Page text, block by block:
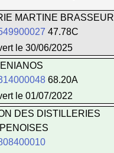
MARTINE BRASSEUR
47.78C
le 30/06/2025
68.20A
le 01/07/2022
DES DISTILLERIES